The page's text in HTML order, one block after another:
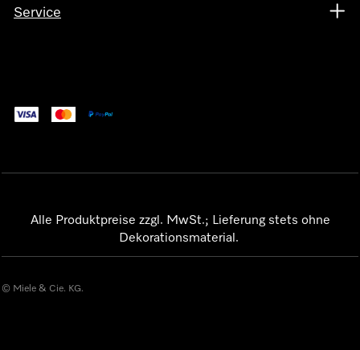
Service
Alle Produktpreise zzgl. MwSt.; Lieferung stets ohne
Dekorationsmaterial.
© Miele & Cie. KG.